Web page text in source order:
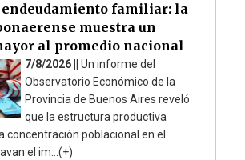
familiar: la
muestra un
al promedio nacional
7/8/2026 || Un informe del
Observatorio Económico de la
Provincia de Buenos Aires reveló
que la estructura productiva
concentración poblacional en el
el im...(+)